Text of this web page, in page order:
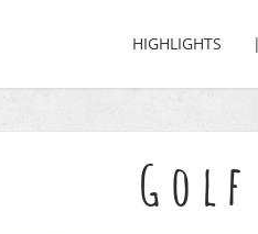
HIGHLIGHTS |